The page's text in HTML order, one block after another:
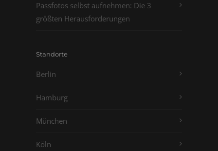
Passfotos selbst aufnehmen: Die 3
größten Herausforderungen
Standorte
Berlin
Hamburg
München
Köln